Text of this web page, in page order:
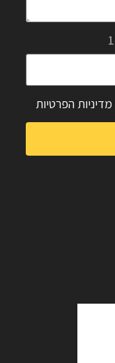
מדיניות הפרטיות